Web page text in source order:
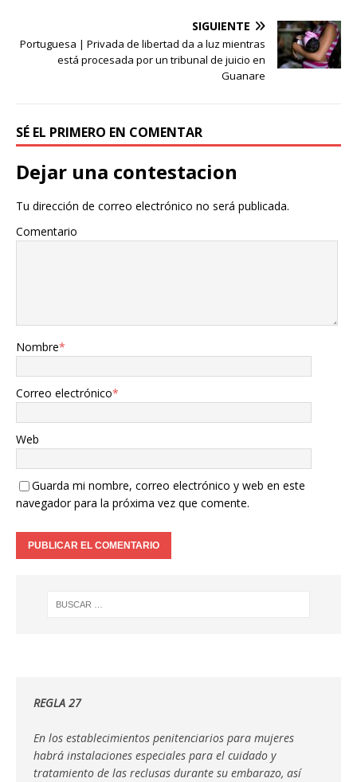
SIGUIENTE
Portuguesa | Privada de libertad da a luz mientras
está procesada por un tribunal de juicio en
Guanare
SÉ EL PRIMERO EN COMENTAR
Dejar una contestacion
Tu dirección de correo electrónico no será publicada.
Comentario
Nombre*
Correo electrónico*
Web
Guarda mi nombre, correo electrónico y web en este
navegador para la próxima vez que comente.
REGLA 27
En los establecimientos penitenciarios para mujeres
habrá instalaciones especiales para el cuidado y
tratamiento de las reclusas durante su embarazo, así